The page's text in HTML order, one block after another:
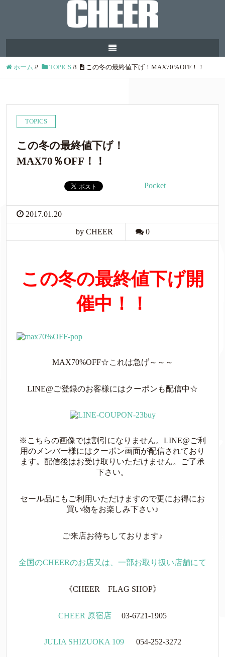
ホーム / TOPICS / この冬の最終値下げ！MAX70％OFF！！
TOPICS
この冬の最終値下げ！
MAX70％OFF！！
Pocket
2017.01.20
by CHEER 0
この冬の最終値下げ開
催中！！
MAX70%OFF☆これは急げ～～～
LINE@ご登録のお客様にはクーポンも配信中☆
※こちらの画像では割引になりません。LINE@ご利
用のメンバー様にはクーポン画面が配信されており
ます。配信後はお受け取りいただけません。ご了承
下さい。
セール品にもご利用いただけますので更にお得にお
買い物をお楽しみ下さい♪
ご来店お待ちしております♪
全国のCHEERのお店又は、一部お取り扱い店舗にて
《CHEER FLAG SHOP》
CHEER 原宿店 03-6721-1905
JULIA SHIZUOKA 109 054-252-3272